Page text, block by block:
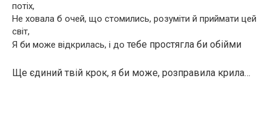
потіх,
Не ховала б очей, що стомились, розуміти й приймати цей
світ,
Я би може відкрилась, і до тебе простягла би обійми
Ще єдиний твій крок, я би може, розправила крила…